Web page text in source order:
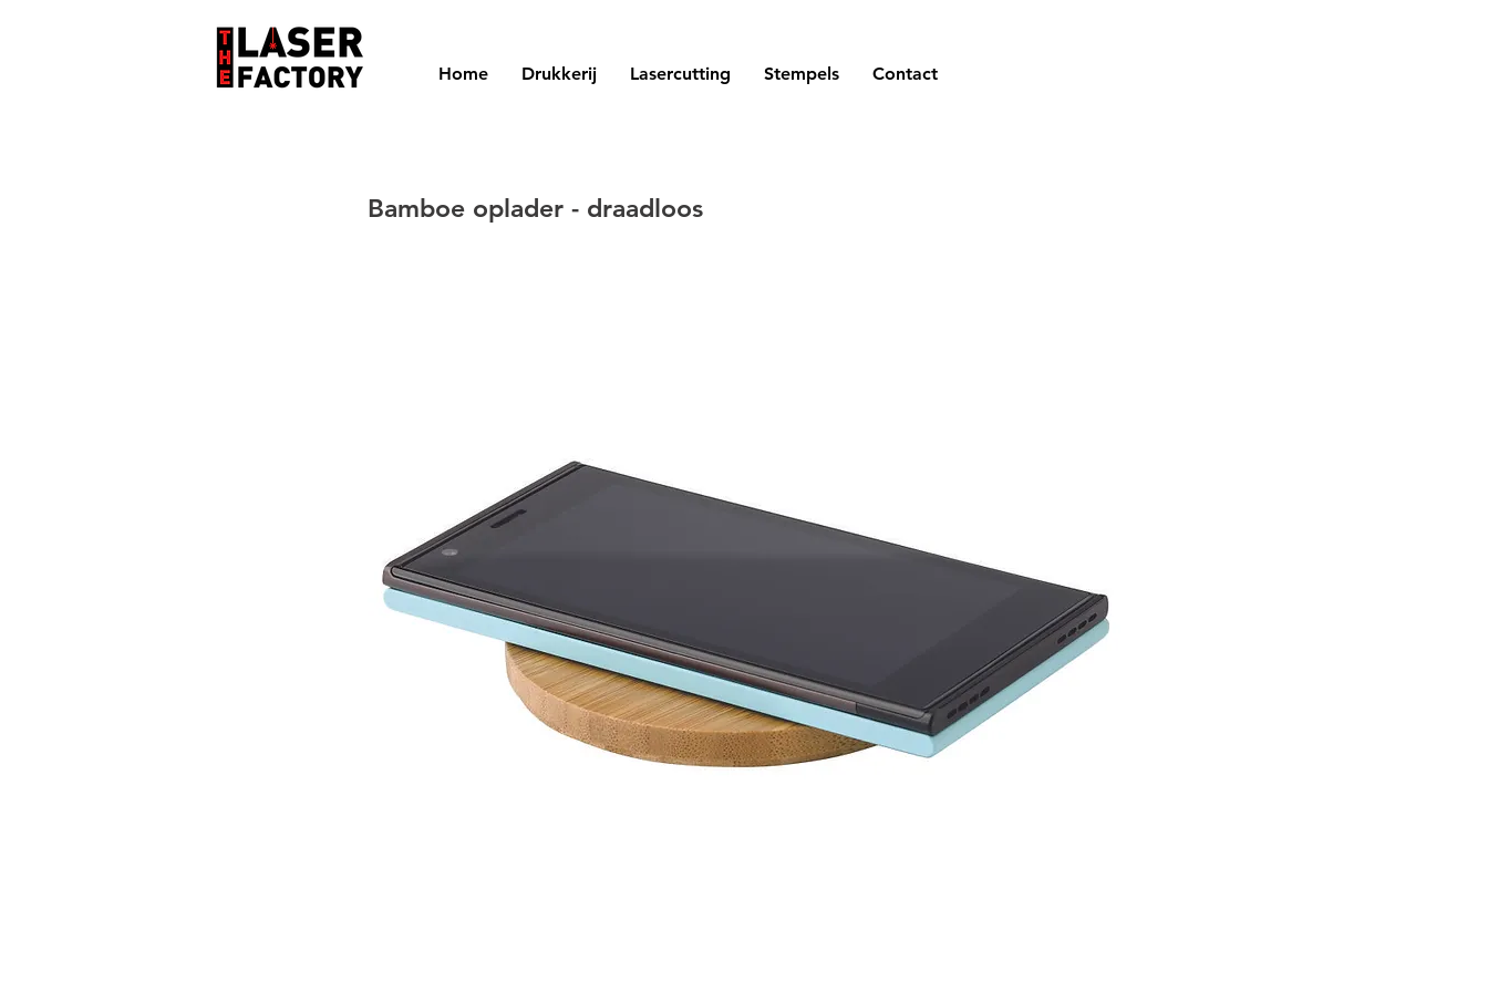
Home Drukkerij Lasercutting Stempels Contact
Bamboe oplader - draadloos